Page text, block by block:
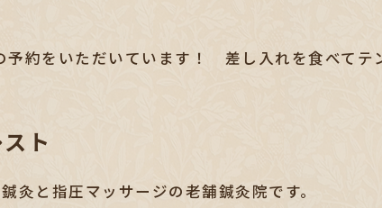
予約をいただいています！ 差し入れを食べてテ
ト
灸と指圧マッサージの老舗鍼灸院です。